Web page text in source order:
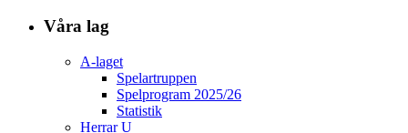
Våra lag
A-laget
Spelartruppen
Spelprogram 2025/26
Statistik
Herrar U